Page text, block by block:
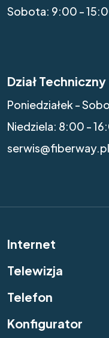
Sobota: 9:00 -
Dział Techniczny
Poniedziałek -
Niedziela: 8:00 -
serwis@fiberway.pl
Internet
Telewizja
Telefon
Konfigurator